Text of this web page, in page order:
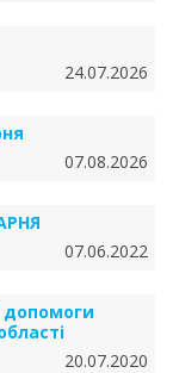
24.07.2026
07.08.2026
07.06.2022
допомоги
20.07.2020